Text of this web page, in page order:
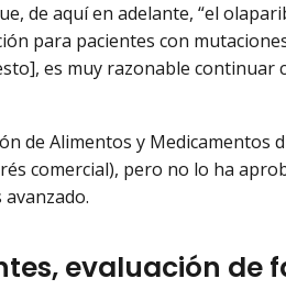
de aquí en adelante, “el
para pacientes con
es muy razonable continuar
de Alimentos y Medicamentos
comercial), pero no lo ha
evaluación de